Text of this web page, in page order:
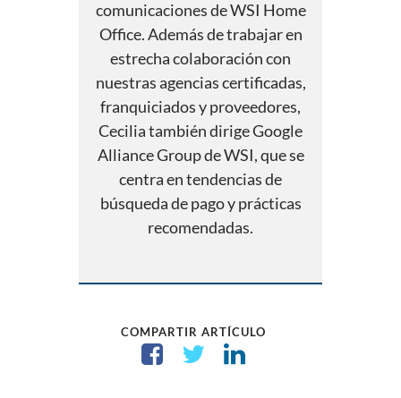
comunicaciones de WSI Home
Office. Además de trabajar en
estrecha colaboración con
nuestras agencias certificadas,
franquiciados y proveedores,
Cecilia también dirige Google
Alliance Group de WSI, que se
centra en tendencias de
búsqueda de pago y prácticas
recomendadas.
COMPARTIR ARTÍCULO